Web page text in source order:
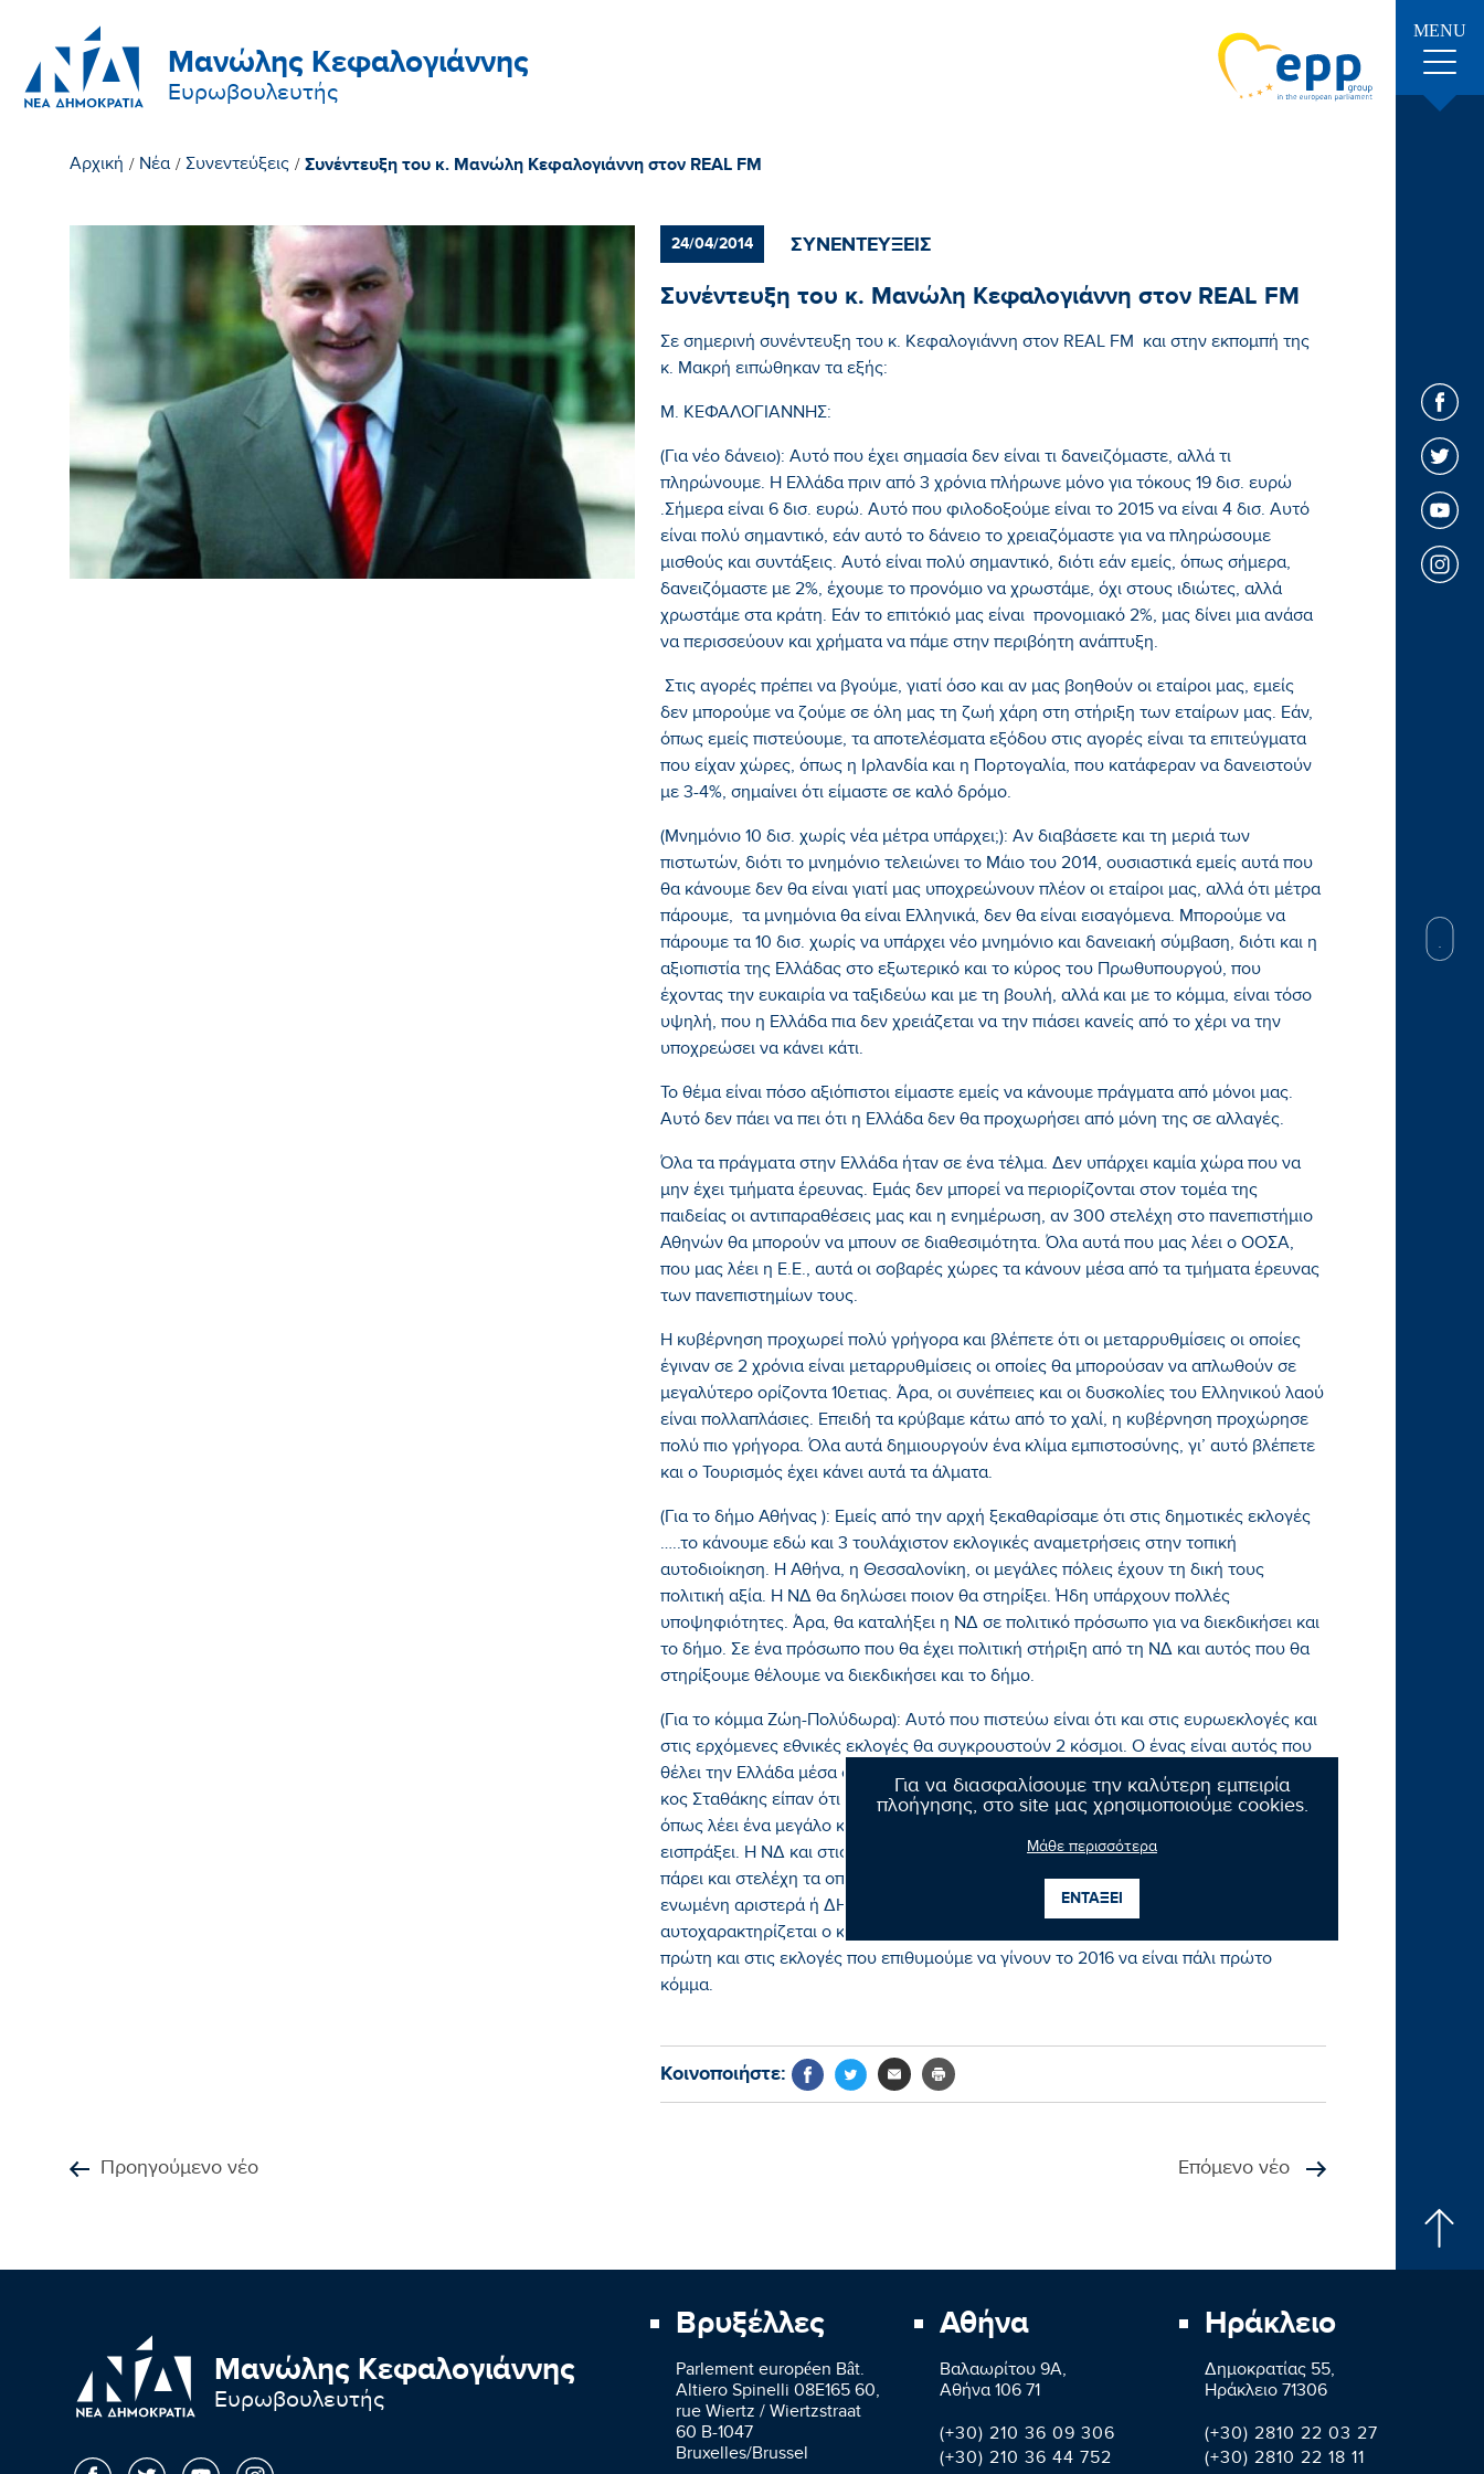
Μανώλης Κεφαλογιάννης
Ευρωβουλευτής
MENU
Για να διασφαλίσουμε την καλύτερη εμπειρία
πλοήγησης, στο site μας χρησιμοποιούμε cookies.
Μάθε περισσότερα
ΕΝΤΑΞΕΙ
Αρχική / Νέα / Συνεντεύξεις / Συνέντευξη του κ. Μανώλη Κεφαλογιάννη στον REAL FM
24/04/2014 ΣΥΝΕΝΤΕΥΞΕΙΣ
Συνέντευξη του κ. Μανώλη Κεφαλογιάννη στον REAL FM
Σε σημερινή συνέντευξη του κ. Κεφαλογιάννη στον REAL FM και στην εκπομπή της
κ. Μακρή ειπώθηκαν τα εξής:
Μ. ΚΕΦΑΛΟΓΙΑΝΝΗΣ:
(Για νέο δάνειο): Αυτό που έχει σημασία δεν είναι τι δανειζόμαστε, αλλά τι
πληρώνουμε. Η Ελλάδα πριν από 3 χρόνια πλήρωνε μόνο για τόκους 19 δισ. ευρώ
.Σήμερα είναι 6 δισ. ευρώ. Αυτό που φιλοδοξούμε είναι το 2015 να είναι 4 δισ. Αυτό
είναι πολύ σημαντικό, εάν αυτό το δάνειο το χρειαζόμαστε για να πληρώσουμε
μισθούς και συντάξεις. Αυτό είναι πολύ σημαντικό, διότι εάν εμείς, όπως σήμερα,
δανειζόμαστε με 2%, έχουμε το προνόμιο να χρωστάμε, όχι στους ιδιώτες, αλλά
χρωστάμε στα κράτη. Εάν το επιτόκιό μας είναι προνομιακό 2%, μας δίνει μια ανάσα
να περισσεύουν και χρήματα να πάμε στην περιβόητη ανάπτυξη.
Στις αγορές πρέπει να βγούμε, γιατί όσο και αν μας βοηθούν οι εταίροι μας, εμείς
δεν μπορούμε να ζούμε σε όλη μας τη ζωή χάρη στη στήριξη των εταίρων μας. Εάν,
όπως εμείς πιστεύουμε, τα αποτελέσματα εξόδου στις αγορές είναι τα επιτεύγματα
που είχαν χώρες, όπως η Ιρλανδία και η Πορτογαλία, που κατάφεραν να δανειστούν
με 3-4%, σημαίνει ότι είμαστε σε καλό δρόμο.
(Μνημόνιο 10 δισ. χωρίς νέα μέτρα υπάρχει;): Αν διαβάσετε και τη μεριά των
πιστωτών, διότι το μνημόνιο τελειώνει το Μάιο του 2014, ουσιαστικά εμείς αυτά που
θα κάνουμε δεν θα είναι γιατί μας υποχρεώνουν πλέον οι εταίροι μας, αλλά ότι μέτρα
πάρουμε, τα μνημόνια θα είναι Ελληνικά, δεν θα είναι εισαγόμενα. Μπορούμε να
πάρουμε τα 10 δισ. χωρίς να υπάρχει νέο μνημόνιο και δανειακή σύμβαση, διότι και η
αξιοπιστία της Ελλάδας στο εξωτερικό και το κύρος του Πρωθυπουργού, που
έχοντας την ευκαιρία να ταξιδεύω και με τη βουλή, αλλά και με το κόμμα, είναι τόσο
υψηλή, που η Ελλάδα πια δεν χρειάζεται να την πιάσει κανείς από το χέρι να την
υποχρεώσει να κάνει κάτι.
Το θέμα είναι πόσο αξιόπιστοι είμαστε εμείς να κάνουμε πράγματα από μόνοι μας.
Αυτό δεν πάει να πει ότι η Ελλάδα δεν θα προχωρήσει από μόνη της σε αλλαγές.
Όλα τα πράγματα στην Ελλάδα ήταν σε ένα τέλμα. Δεν υπάρχει καμία χώρα που να
μην έχει τμήματα έρευνας. Εμάς δεν μπορεί να περιορίζονται στον τομέα της
παιδείας οι αντιπαραθέσεις μας και η ενημέρωση, αν 300 στελέχη στο πανεπιστήμιο
Αθηνών θα μπορούν να μπουν σε διαθεσιμότητα. Όλα αυτά που μας λέει ο ΟΟΣΑ,
που μας λέει η Ε.Ε., αυτά οι σοβαρές χώρες τα κάνουν μέσα από τα τμήματα έρευνας
των πανεπιστημίων τους.
Η κυβέρνηση προχωρεί πολύ γρήγορα και βλέπετε ότι οι μεταρρυθμίσεις οι οποίες
έγιναν σε 2 χρόνια είναι μεταρρυθμίσεις οι οποίες θα μπορούσαν να απλωθούν σε
μεγαλύτερο ορίζοντα 10ετιας. Άρα, οι συνέπειες και οι δυσκολίες του Ελληνικού λαού
είναι πολλαπλάσιες. Επειδή τα κρύβαμε κάτω από το χαλί, η κυβέρνηση προχώρησε
πολύ πιο γρήγορα. Όλα αυτά δημιουργούν ένα κλίμα εμπιστοσύνης, γι’ αυτό βλέπετε
και ο Τουρισμός έχει κάνει αυτά τα άλματα.
(Για το δήμο Αθήνας ): Εμείς από την αρχή ξεκαθαρίσαμε ότι στις δημοτικές εκλογές
…..το κάνουμε εδώ και 3 τουλάχιστον εκλογικές αναμετρήσεις στην τοπική
αυτοδιοίκηση. Η Αθήνα, η Θεσσαλονίκη, οι μεγάλες πόλεις έχουν τη δική τους
πολιτική αξία. Η ΝΔ θα δηλώσει ποιον θα στηρίξει. Ήδη υπάρχουν πολλές
υποψηφιότητες. Άρα, θα καταλήξει η ΝΔ σε πολιτικό πρόσωπο για να διεκδικήσει και
το δήμο. Σε ένα πρόσωπο που θα έχει πολιτική στήριξη από τη ΝΔ και αυτός που θα
στηρίξουμε θέλουμε να διεκδικήσει και το δήμο.
(Για το κόμμα Ζώη-Πολύδωρα): Αυτό που πιστεύω είναι ότι και στις ευρωεκλογές και
στις ερχόμενες εθνικές εκλογές θα συγκρουστούν 2 κόσμοι. Ο ένας είναι αυτός που
θέλει την Ελλάδα μέσα στην Ευρώπη, μέσα στο ευρώ. Χαίρομαι που στελέχη, όπως ο
κος Σταθάκης είπαν ότι το ευρώ είναι το νόμισμα της ευτυχίας και έξω από το ευρώ,
όπως λέει ένα μεγάλο κομμάτι του ΣΥΡΙΖΑ, η Ελλάδα μόνο δυστυχία έχει να
εισπράξει. Η ΝΔ και στις ευρωεκλογές και στις ερχόμενες εκλογές προσδοκά να
πάρει και στελέχη τα οποία μπορεί να ψήφιζαν σε όλη τη ζωή ΚΚΕ ή να ψήφιζαν
ενωμένη αριστερά ή ΔΗΜΑΡ ή ΠΑΣΟΚ. Άρα, δεν μας ενδιαφέρει ποιος είναι και πως
αυτοχαρακτηρίζεται ο κάθε σχηματισμός, μας ενδιαφέρει στο ισοζύγιο η ΝΔ να είναι
πρώτη και στις εκλογές που επιθυμούμε να γίνουν το 2016 να είναι πάλι πρώτο
κόμμα.
Κοινοποιήστε:
Προηγούμενο νέο Επόμενο νέο
Μανώλης Κεφαλογιάννης
Ευρωβουλευτής
Βρυξέλλες
Parlement européen Bât.
Altiero Spinelli 08E165 60,
rue Wiertz / Wiertzstraat
60 B-1047
Bruxelles/Brussel
Αθήνα
Βαλαωρίτου 9A,
Aθήνα 106 71
(+30) 210 36 09 306
(+30) 210 36 44 752
Ηράκλειο
Δημοκρατίας 55,
Ηράκλειο 71306
(+30) 2810 22 03 27
(+30) 2810 22 18 11